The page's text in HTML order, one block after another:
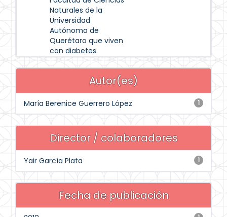
Naturales de la
Universidad
Autónoma de
Querétaro que viven
con diabetes.
Autor(es)
1
María Berenice Guerrero López
Director / colaboradores
1
Yair García Plata
Fecha de publicación